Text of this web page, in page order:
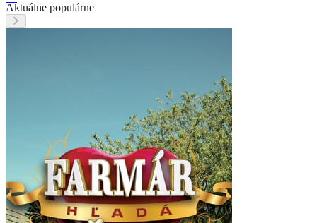
Aktuálne populárne